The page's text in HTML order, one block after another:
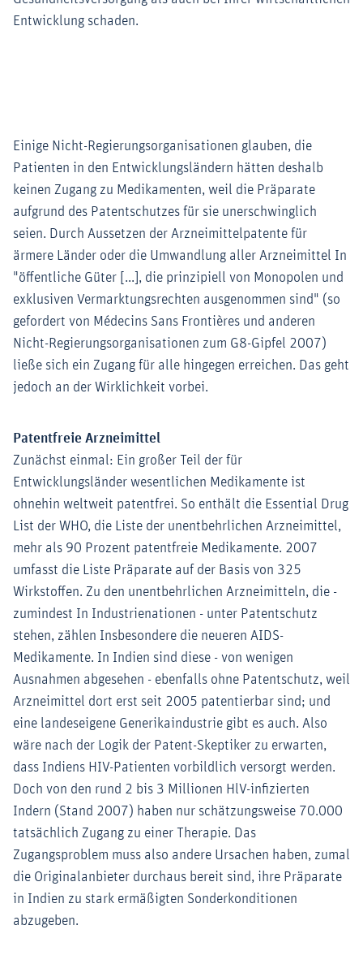
Entwicklung schaden.
Einige Nicht-Regierungsorganisationen glauben, die
Patienten in den Entwicklungsländern hätten deshalb
keinen Zugang zu Medikamenten, weil die Präparate
aufgrund des Patentschutzes für sie unerschwinglich
seien. Durch Aussetzen der Arzneimittelpatente für
ärmere Länder oder die Umwandlung aller Arzneimittel In
"öffentliche Güter [...], die prinzipiell von Monopolen und
exklusiven Vermarktungsrechten ausgenommen sind" (so
gefordert von Médecins Sans Frontières und anderen
Nicht-Regierungsorganisationen zum G8-Gipfel 2007)
ließe sich ein Zugang für alle hingegen erreichen. Das geht
jedoch an der Wirklichkeit vorbei.
Patentfreie Arzneimittel
Zunächst einmal: Ein großer Teil der für
Entwicklungsländer wesentlichen Medikamente ist
ohnehin weltweit patentfrei. So enthält die Essential Drug
List der WHO, die Liste der unentbehrlichen Arzneimittel,
mehr als 90 Prozent patentfreie Medikamente. 2007
umfasst die Liste Präparate auf der Basis von 325
Wirkstoffen. Zu den unentbehrlichen Arzneimitteln, die -
zumindest In Industrienationen - unter Patentschutz
stehen, zählen Insbesondere die neueren AIDS-
Medikamente. In Indien sind diese - von wenigen
Ausnahmen abgesehen - ebenfalls ohne Patentschutz, weil
Arzneimittel dort erst seit 2005 patentierbar sind; und
eine landeseigene Generikaindustrie gibt es auch. Also
wäre nach der Logik der Patent-Skeptiker zu erwarten,
dass Indiens HIV-Patienten vorbildlich versorgt werden.
Doch von den rund 2 bis 3 Millionen HlV-infizierten
Indern (Stand 2007) haben nur schätzungsweise 70.000
tatsächlich Zugang zu einer Therapie. Das
Zugangsproblem muss also andere Ursachen haben, zumal
die Originalanbieter durchaus bereit sind, ihre Präparate
in Indien zu stark ermäßigten Sonderkonditionen
abzugeben.